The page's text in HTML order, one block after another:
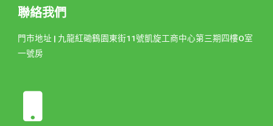
聯絡我們
門市地址 | 九龍紅磡鶴園東街11號凱旋工商中心第三期四樓O室
一號房